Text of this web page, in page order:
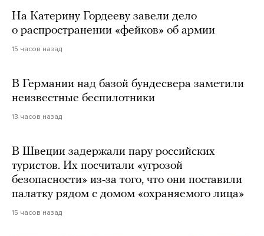
На Катерину Гордееву завели дело
о распространении «фейков» об армии
15 часов назад
В Германии над базой бундесвера заметили
неизвестные беспилотники
13 часов назад
В Швеции задержали пару российских
туристов. Их посчитали «угрозой
безопасности» из-за того, что они поставили
палатку рядом с домом «охраняемого лица»
15 часов назад